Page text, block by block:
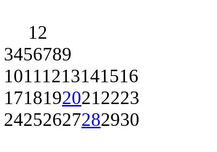
12
3456789
10111213141516
17181920212223
24252627282930